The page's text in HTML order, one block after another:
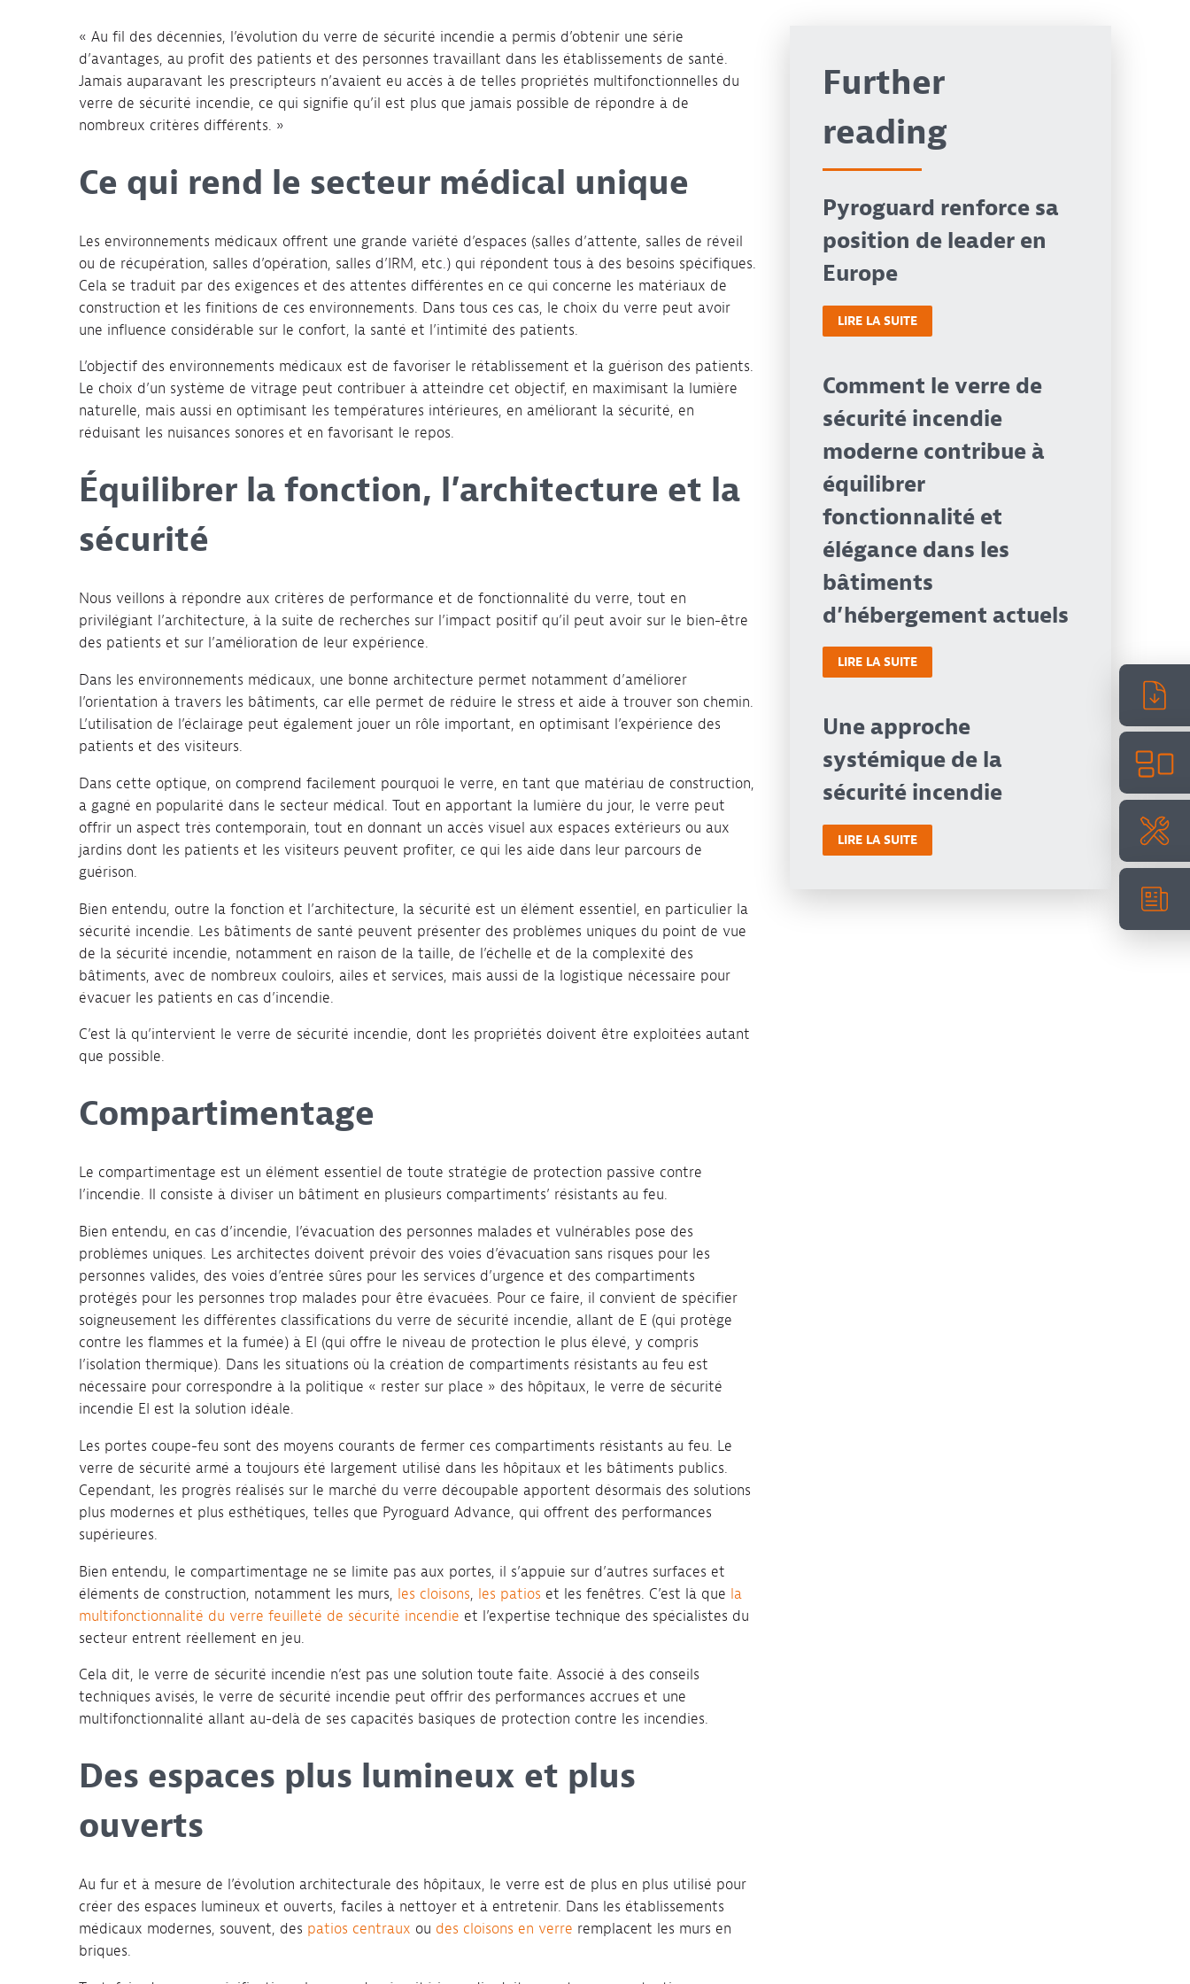
« Au fil des décennies, l’évolution du verre de sécurité incendie a permis d’obtenir une série
d’avantages, au profit des patients et des personnes travaillant dans les établissements de santé.
Jamais auparavant les prescripteurs n’avaient eu accès à de telles propriétés multifonctionnelles du
verre de sécurité incendie, ce qui signifie qu’il est plus que jamais possible de répondre à de
nombreux critères différents. »
Ce qui rend le secteur médical unique
Les environnements médicaux offrent une grande variété d’espaces (salles d’attente, salles de réveil
ou de récupération, salles d’opération, salles d’IRM, etc.) qui répondent tous à des besoins spécifiques.
Cela se traduit par des exigences et des attentes différentes en ce qui concerne les matériaux de
construction et les finitions de ces environnements. Dans tous ces cas, le choix du verre peut avoir
une influence considérable sur le confort, la santé et l’intimité des patients.
L’objectif des environnements médicaux est de favoriser le rétablissement et la guérison des patients.
Le choix d’un système de vitrage peut contribuer à atteindre cet objectif, en maximisant la lumière
naturelle, mais aussi en optimisant les températures intérieures, en améliorant la sécurité, en
réduisant les nuisances sonores et en favorisant le repos.
Équilibrer la fonction, l’architecture et la
sécurité
Nous veillons à répondre aux critères de performance et de fonctionnalité du verre, tout en
privilégiant l’architecture, à la suite de recherches sur l’impact positif qu’il peut avoir sur le bien-être
des patients et sur l’amélioration de leur expérience.
Dans les environnements médicaux, une bonne architecture permet notamment d’améliorer
l’orientation à travers les bâtiments, car elle permet de réduire le stress et aide à trouver son chemin.
L’utilisation de l’éclairage peut également jouer un rôle important, en optimisant l’expérience des
patients et des visiteurs.
Dans cette optique, on comprend facilement pourquoi le verre, en tant que matériau de construction,
a gagné en popularité dans le secteur médical. Tout en apportant la lumière du jour, le verre peut
offrir un aspect très contemporain, tout en donnant un accès visuel aux espaces extérieurs ou aux
jardins dont les patients et les visiteurs peuvent profiter, ce qui les aide dans leur parcours de
guérison.
Bien entendu, outre la fonction et l’architecture, la sécurité est un élément essentiel, en particulier la
sécurité incendie. Les bâtiments de santé peuvent présenter des problèmes uniques du point de vue
de la sécurité incendie, notamment en raison de la taille, de l’échelle et de la complexité des
bâtiments, avec de nombreux couloirs, ailes et services, mais aussi de la logistique nécessaire pour
évacuer les patients en cas d’incendie.
C’est là qu’intervient le verre de sécurité incendie, dont les propriétés doivent être exploitées autant
que possible.
Compartimentage
Le compartimentage est un élément essentiel de toute stratégie de protection passive contre
l’incendie. Il consiste à diviser un bâtiment en plusieurs compartiments’ résistants au feu.
Bien entendu, en cas d’incendie, l’évacuation des personnes malades et vulnérables pose des
problèmes uniques. Les architectes doivent prévoir des voies d’évacuation sans risques pour les
personnes valides, des voies d’entrée sûres pour les services d’urgence et des compartiments
protégés pour les personnes trop malades pour être évacuées. Pour ce faire, il convient de spécifier
soigneusement les différentes classifications du verre de sécurité incendie, allant de E (qui protège
contre les flammes et la fumée) à EI (qui offre le niveau de protection le plus élevé, y compris
l’isolation thermique). Dans les situations où la création de compartiments résistants au feu est
nécessaire pour correspondre à la politique « rester sur place » des hôpitaux, le verre de sécurité
incendie EI est la solution idéale.
Les portes coupe-feu sont des moyens courants de fermer ces compartiments résistants au feu. Le
verre de sécurité armé a toujours été largement utilisé dans les hôpitaux et les bâtiments publics.
Cependant, les progrès réalisés sur le marché du verre découpable apportent désormais des solutions
plus modernes et plus esthétiques, telles que Pyroguard Advance, qui offrent des performances
supérieures.
Bien entendu, le compartimentage ne se limite pas aux portes, il s’appuie sur d’autres surfaces et
éléments de construction, notamment les murs, les cloisons, les patios et les fenêtres. C’est là que la
multifonctionnalité du verre feuilleté de sécurité incendie et l’expertise technique des spécialistes du
secteur entrent réellement en jeu.
Cela dit, le verre de sécurité incendie n’est pas une solution toute faite. Associé à des conseils
techniques avisés, le verre de sécurité incendie peut offrir des performances accrues et une
multifonctionnalité allant au-delà de ses capacités basiques de protection contre les incendies.
Des espaces plus lumineux et plus
ouverts
Au fur et à mesure de l’évolution architecturale des hôpitaux, le verre est de plus en plus utilisé pour
créer des espaces lumineux et ouverts, faciles à nettoyer et à entretenir. Dans les établissements
médicaux modernes, souvent, des patios centraux ou des cloisons en verre remplacent les murs en
briques.
Further
reading
Pyroguard renforce sa
position de leader en
Europe
LIRE LA SUITE
Comment le verre de
sécurité incendie
moderne contribue à
équilibrer
fonctionnalité et
élégance dans les
bâtiments
d’hébergement actuels
LIRE LA SUITE
Une approche
systémique de la
sécurité incendie
LIRE LA SUITE